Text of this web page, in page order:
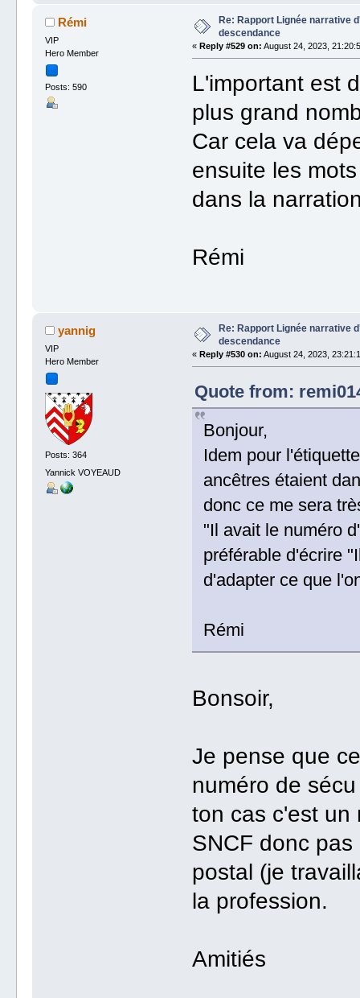
Rémi
VIP
Hero Member
Posts: 590
Re: Rapport Lignée narrative
descendance
«Reply #529 on: August 24, 2023,
L'important est
plus grand
Car cela va
ensuite les
dans la
Rémi
yannig
VIP
Hero Member
Posts: 364
Yannick VOYEAUD
Re: Rapport Lignée narrative
descendance
«Reply #530 on: August 24, 2023,
Quote from:
Bonjour,
Idem pour
ancêtres étaient
donc ce me sera
"Il avait le numéro
préférable d'écrire
d'adapter ce que
Rémi
Bonsoir,
Je pense que
numéro de
ton cas c'est un
SNCF donc
postal (je
la profession.
Amitiés